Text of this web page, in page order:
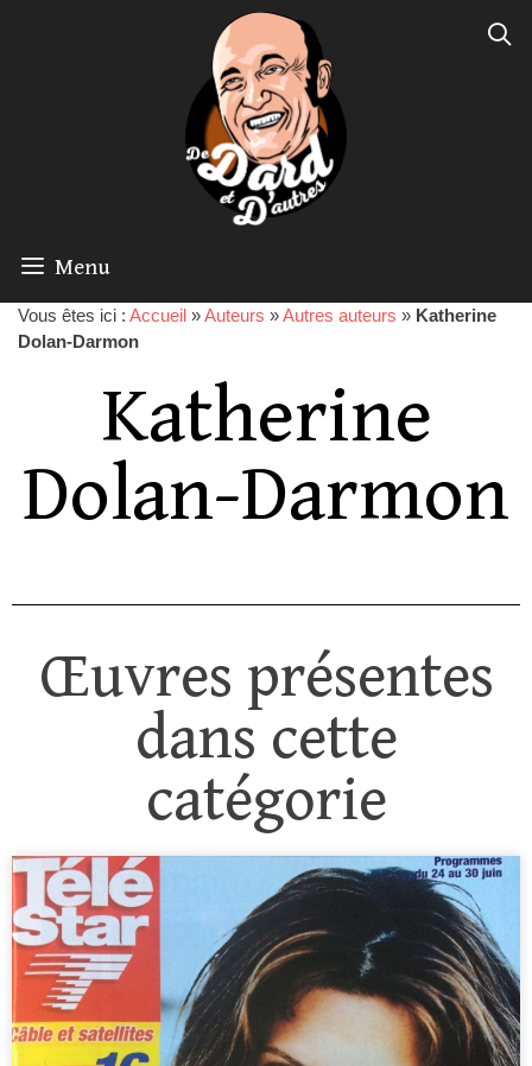
Menu
Vous êtes ici : Accueil »Auteurs »Autres auteurs » Katherine
Dolan-Darmon
Katherine
Dolan-Darmon
Œuvres présentes
dans cette
catégorie